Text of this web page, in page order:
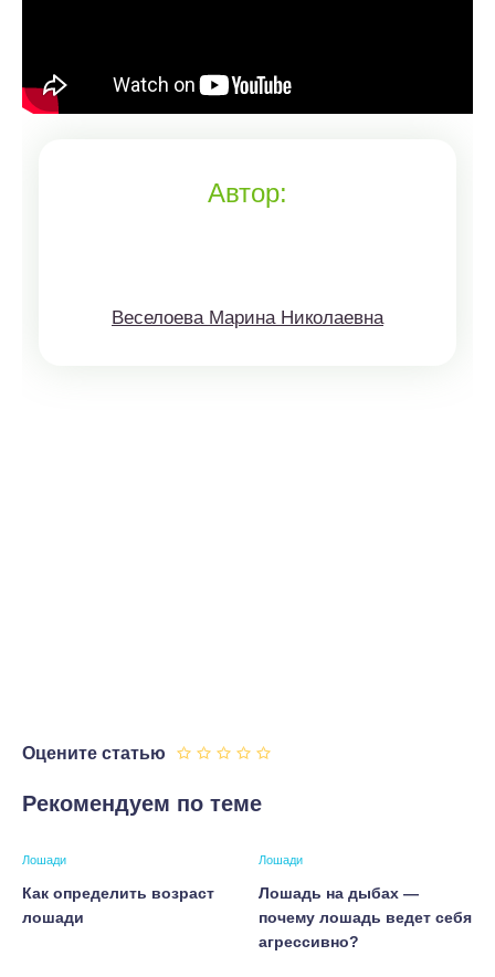
Автор:
Веселоева Марина Николаевна
Оцените статью
Рекомендуем по теме
Лошади
Как определить возраст
лошади
Лошади
Лошадь на дыбах —
почему лошадь ведет себя
агрессивно?